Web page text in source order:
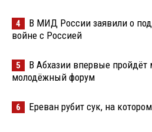
4
В МИД России заявили о
войне с Россией
5
В Абхазии впервые
молодёжный форум
6 Ереван рубит сук, на